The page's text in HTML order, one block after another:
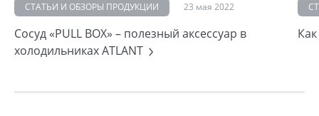
СТАТЬИ И ОБЗОРЫ ПРОДУКЦИИ 23 мая 2022
Сосуд «PULL BOX» – полезный аксессуар в
холодильниках ATLANT